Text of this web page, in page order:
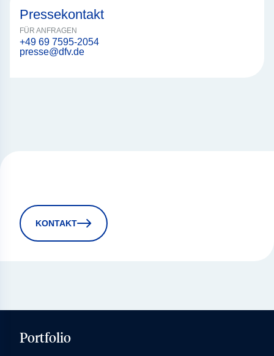
Pressekontakt
FÜR ANFRAGEN
+49 69 7595-2054
presse@dfv.de
KONTAKT
Portfolio